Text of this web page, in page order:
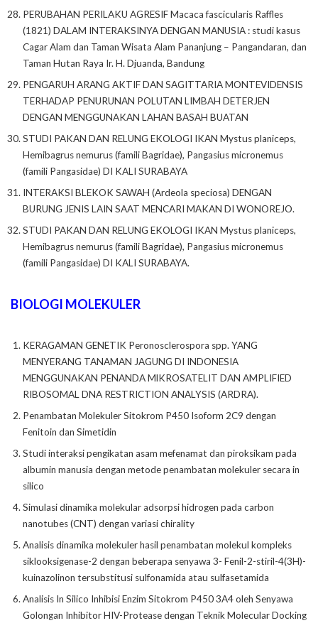
PERUBAHAN PERILAKU AGRESIF Macaca fascicularis Raffles
(1821) DALAM INTERAKSINYA DENGAN MANUSIA : studi kasus
Cagar Alam dan Taman Wisata Alam Pananjung – Pangandaran, dan
Taman Hutan Raya Ir. H. Djuanda, Bandung
PENGARUH ARANG AKTIF DAN SAGITTARIA MONTEVIDENSIS
TERHADAP PENURUNAN POLUTAN LIMBAH DETERJEN
DENGAN MENGGUNAKAN LAHAN BASAH BUATAN
STUDI PAKAN DAN RELUNG EKOLOGI IKAN Mystus planiceps,
Hemibagrus nemurus (famili Bagridae), Pangasius micronemus
(famili Pangasidae) DI KALI SURABAYA
INTERAKSI BLEKOK SAWAH (Ardeola speciosa) DENGAN
BURUNG JENIS LAIN SAAT MENCARI MAKAN DI WONOREJO.
STUDI PAKAN DAN RELUNG EKOLOGI IKAN Mystus planiceps,
Hemibagrus nemurus (famili Bagridae), Pangasius micronemus
(famili Pangasidae) DI KALI SURABAYA.
BIOLOGI MOLEKULER
KERAGAMAN GENETIK Peronosclerospora spp. YANG
MENYERANG TANAMAN JAGUNG DI INDONESIA
MENGGUNAKAN PENANDA MlKROSATELIT DAN AMPLIFIED
RIBOSOMAL DNA RESTRICTION ANALYSIS (ARDRA).
Penambatan Molekuler Sitokrom P450 Isoform 2C9 dengan
Fenitoin dan Simetidin
Studi interaksi pengikatan asam mefenamat dan piroksikam pada
albumin manusia dengan metode penambatan molekuler secara in
silico
Simulasi dinamika molekular adsorpsi hidrogen pada carbon
nanotubes (CNT) dengan variasi chirality
Analisis dinamika molekuler hasil penambatan molekul kompleks
siklooksigenase-2 dengan beberapa senyawa 3- Fenil-2-stiril-4(3H)-
kuinazolinon tersubstitusi sulfonamida atau sulfasetamida
Analisis In Silico Inhibisi Enzim Sitokrom P450 3A4 oleh Senyawa
Golongan Inhibitor HIV-Protease dengan Teknik Molecular Docking